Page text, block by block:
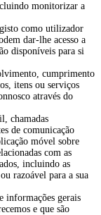
monitorizar a
como utilizador
dar-lhe acesso a
disponíveis para si
cumprimento
itens ou serviços
através do
chamadas
de comunicação
móvel sobre
com as
incluindo as
razoável para a sua
informações gerais
e que são